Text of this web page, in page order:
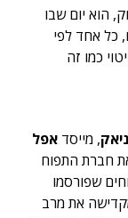
הוא יום שבו
כל אחד לפי
כמו זה
, מייסד אפל
חברת התפוח
שפורסמו
את מרב